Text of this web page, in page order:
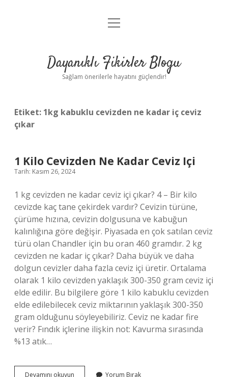
Anasayfa
Yasal Uyarı
menüyü
Dayanıklı Fikirler Blogu
Sağlam önerilerle hayatını güçlendir!
Etiket: 1kg kabuklu cevizden ne kadar iç ceviz
çıkar
1 Kilo Cevizden Ne Kadar Ceviz Içi
Tarih: Kasım 26, 2024
1 kg cevizden ne kadar ceviz içi çıkar? 4 – Bir kilo
cevizde kaç tane çekirdek vardır? Cevizin türüne,
çürüme hızına, cevizin dolgusuna ve kabuğun
kalınlığına göre değişir. Piyasada en çok satılan ceviz
türü olan Chandler için bu oran 460 gramdır. 2 kg
cevizden ne kadar iç çıkar? Daha büyük ve daha
dolgun cevizler daha fazla ceviz içi üretir. Ortalama
olarak 1 kilo cevizden yaklaşık 300-350 gram ceviz içi
elde edilir. Bu bilgilere göre 1 kilo kabuklu cevizden
elde edilebilecek ceviz miktarının yaklaşık 300-350
gram olduğunu söyleyebiliriz. Ceviz ne kadar fire
verir? Fındık içlerine ilişkin not: Kavurma sırasında
%13 atık…
Devamını okuyun Yorum Bırak